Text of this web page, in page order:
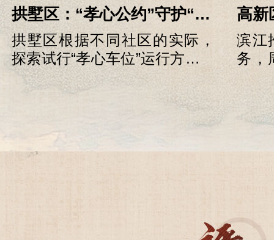
拱墅区：“孝心公约”守护“孝心车位”
拱墅区根据不同社区的实际，
探索试行“孝心车位”运行方式，
眼下已通过以点带面，由下至
上的方式，将试点扩展至辖区7
滨江
务，
可
小时